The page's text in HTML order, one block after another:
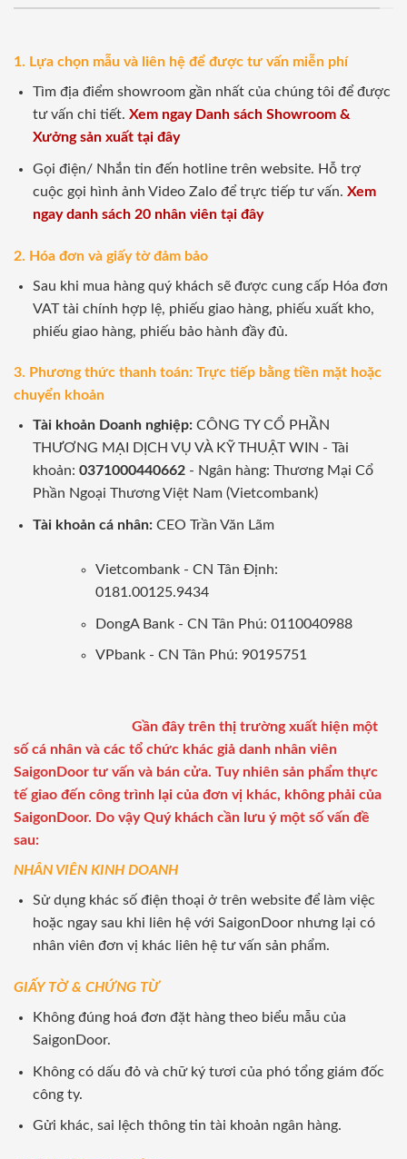
1. Lựa chọn mẫu và liên hệ để được tư vấn miễn phí
Tìm địa điểm showroom gần nhất của chúng tôi để được
tư vấn chi tiết. Xem ngay Danh sách Showroom &
Xưởng sản xuất tại đây
Gọi điện/ Nhắn tin đến hotline trên website. Hỗ trợ
cuộc gọi hình ảnh Video Zalo để trực tiếp tư vấn. Xem
ngay danh sách 20 nhân viên tại đây
2. Hóa đơn và giấy tờ đảm bảo
Sau khi mua hàng quý khách sẽ được cung cấp Hóa đơn
VAT tài chính hợp lệ, phiếu giao hàng, phiếu xuất kho,
phiếu giao hàng, phiếu bảo hành đầy đủ.
3. Phương thức thanh toán: Trực tiếp bằng tiền mặt hoặc
chuyển khoản
Tài khoản Doanh nghiệp:CÔNG TY CỔ PHẦN
THƯƠNG MẠI DỊCH VỤ VÀ KỸ THUẬT WIN - Tài
khoản: 0371000440662- Ngân hàng: Thương Mại Cổ
Phần Ngoại Thương Việt Nam (Vietcombank)
Tài khoản cá nhân: CEO Trần Văn Lãm
Vietcombank - CN Tân Định:
0181.00125.9434
DongA Bank - CN Tân Phú: 0110040988
VPbank - CN Tân Phú: 90195751
Gần đây trên thị trường xuất hiện một
số cá nhân và các tổ chức khác giả danh nhân viên
SaigonDoor tư vấn và bán cửa. Tuy nhiên sản phẩm thực
tế giao đến công trình lại của đơn vị khác, không phải của
SaigonDoor. Do vậy Quý khách cần lưu ý một số vấn đề
sau:
NHÂN VIÊN KINH DOANH
Sử dụng khác số điện thoại ở trên website để làm việc
hoặc ngay sau khi liên hệ với SaigonDoor nhưng lại có
nhân viên đơn vị khác liên hệ tư vấn sản phẩm.
GIẤY TỜ & CHỨNG TỪ
Không đúng hoá đơn đặt hàng theo biểu mẫu của
SaigonDoor.
Không có dấu đỏ và chữ ký tươi của phó tổng giám đốc
công ty.
Gửi khác, sai lệch thông tin tài khoản ngân hàng.